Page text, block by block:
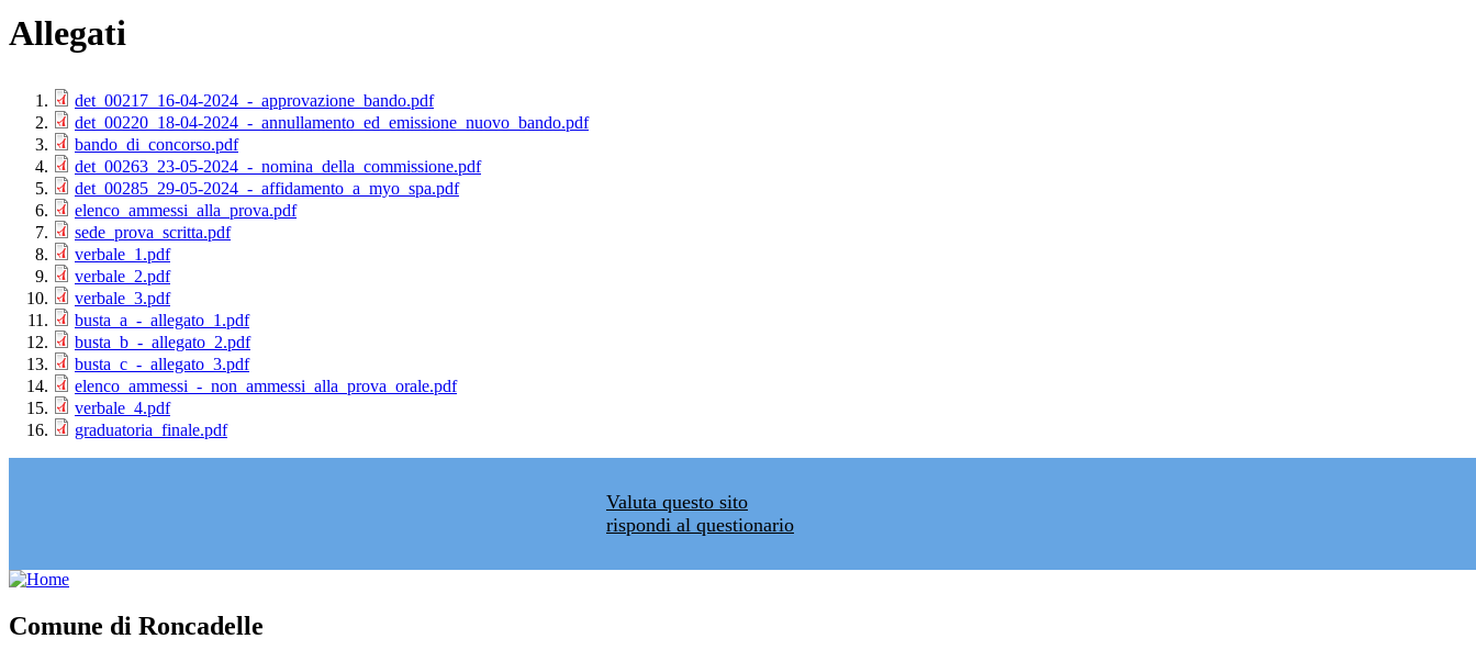
Allegati
det_00217_16-04-2024_-_approvazione_bando.pdf
det_00220_18-04-2024_-_annullamento_ed_emissione_nuovo_bando.pdf
bando_di_concorso.pdf
det_00263_23-05-2024_-_nomina_della_commissione.pdf
det_00285_29-05-2024_-_affidamento_a_myo_spa.pdf
elenco_ammessi_alla_prova.pdf
sede_prova_scritta.pdf
verbale_1.pdf
verbale_2.pdf
verbale_3.pdf
busta_a_-_allegato_1.pdf
busta_b_-_allegato_2.pdf
busta_c_-_allegato_3.pdf
elenco_ammessi_-_non_ammessi_alla_prova_orale.pdf
verbale_4.pdf
graduatoria_finale.pdf
Valuta questo sito
rispondi al questionario
Comune di Roncadelle